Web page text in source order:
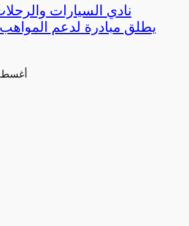
نادي السيارات
يطلق مبادرة لدعم المواهب
13